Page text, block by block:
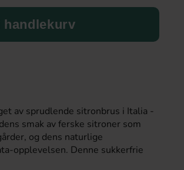
kr
Köp
handlekurv
av sprudlende sitronbrus i Italia -
smak av ferske sitroner som
og dens naturlige
opplevelsen. Denne sukkerfrie